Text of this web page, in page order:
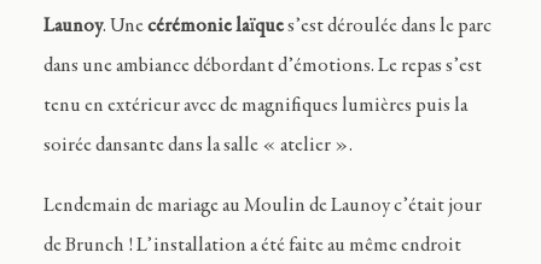
Launoy. Unecérémonie laïques’est déroulée dans le parc
dans une ambiance débordant d’émotions. Le repas s’est
tenu en extérieur avec de magnifiques lumières puis la
soirée dansante dans la salle « atelier ».
Lendemain de mariage au Moulin de Launoy c’était jour
de Brunch ! L’installation a été faite au même endroit